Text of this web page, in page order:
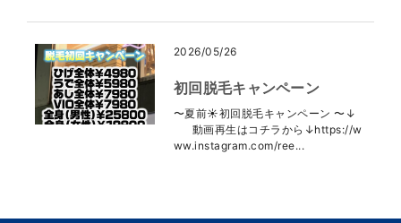
2026/05/26
初回脱毛キャンペーン
〜夏前☀️初回脱毛キャンペーン 〜↓
動画再生はコチラから↓https://w
ww.instagram.com/ree...